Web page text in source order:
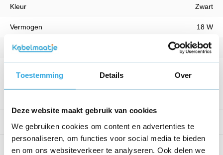
Toestemming Details Over
Deze website maakt gebruik van cookies
We gebruiken cookies om content en advertenties te
personaliseren, om functies voor social media te bieden
en om ons websiteverkeer te analyseren. Ook delen we
Kleur Zwart
Vermogen 18 W
Kabellengte 1 Meter
Bekijk alle specificaties
Productomschrijving
Reviews